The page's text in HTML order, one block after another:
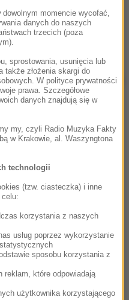
pełny nowości.
WRC, w których znikną
i SWRC. Podobnie jak
czempionat zyskał
Eurosport Events.
nie będzie
bo te rozgrywki będą
które mają
przyciągnąć do
od RMF24?
momencie wycofać,
danych do naszych
trzecich (poza
sprostowania, usunięcia lub
także złożenia skargi do
W polityce prywatności
prawa. Szczegółowe
danych znajdują się w
my, czyli Radio Muzyka Fakty
w Krakowie, al. Waszyngtona
technologii
(tzw. ciasteczka) i inne
celu:
korzystania z naszych
usług poprzez wykorzystanie
sposobu korzystania z
reklam, które odpowiadają
użytkownika korzystającego